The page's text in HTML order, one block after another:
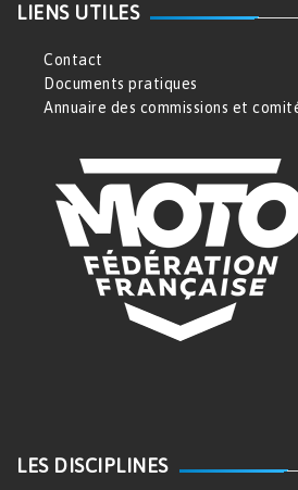
LIENS UTILES
Contact
Documents pratiques
Annuaire des commissions et
LES DISCIPLINES